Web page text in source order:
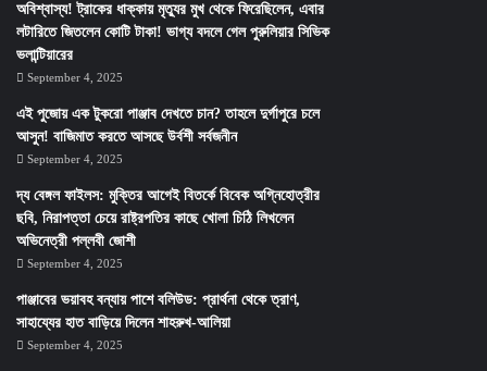
অবিশ্বাস্য! ট্রাকের ধাক্কায় মৃত্যুর মুখ থেকে ফিরেছিলেন, এবার
লটারিতে জিতলেন কোটি টাকা! ভাগ্য বদলে গেল পুরুলিয়ার সিভিক
ভলান্টিয়ারের
September 4, 2025
এই পুজোয় এক টুকরো পাঞ্জাব দেখতে চান? তাহলে দুর্গাপুরে চলে
আসুন! বাজিমাত করতে আসছে উর্বশী সর্বজনীন
September 4, 2025
দ্য বেঙ্গল ফাইলস: মুক্তির আগেই বিতর্কে বিবেক অগ্নিহোত্রীর
ছবি, নিরাপত্তা চেয়ে রাষ্ট্রপতির কাছে খোলা চিঠি লিখলেন
অভিনেত্রী পল্লবী জোশী
September 4, 2025
পাঞ্জাবের ভয়াবহ বন্যায় পাশে বলিউড: প্রার্থনা থেকে ত্রাণ,
সাহায্যের হাত বাড়িয়ে দিলেন শাহরুখ-আলিয়া
September 4, 2025